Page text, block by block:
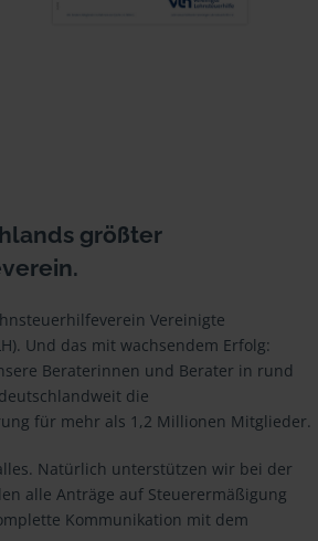
größter
Vereinigte
Und das mit wachsendem Erfolg:
Beraterinnen und Berater in rund
die
für mehr als 1,2 Millionen Mitglieder.
Natürlich unterstützen wir bei der
alle Anträge auf Steuerermäßigung
Kommunikation mit dem